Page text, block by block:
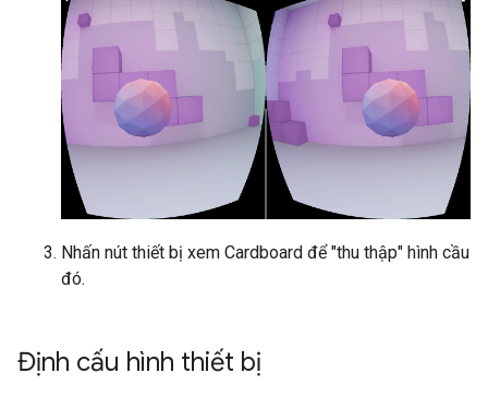
Nhấn nút thiết bị xem Cardboard để "thu thập" hình cầu
đó.
Định cấu hình thiết bị